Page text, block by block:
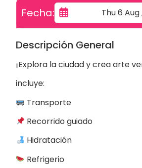
Fecha:
Descripción General
¡Explora la ciudad y crea arte
incluye:
Transporte
Recorrido guiado
Hidratación
Refrigerio